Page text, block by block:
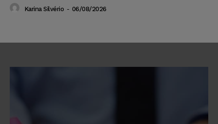
Karina Silvério - 06/08/2026